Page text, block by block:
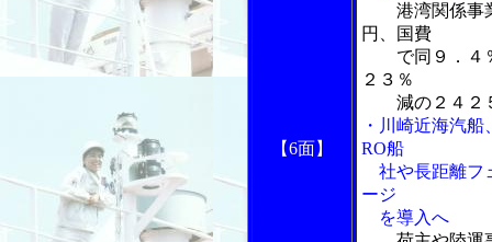
【6面】
港湾関係事
円、国費
で同９．４％
２３％
減の２４２
・川崎近海汽
RO船
社や長距離フ
ージ
を導入へ